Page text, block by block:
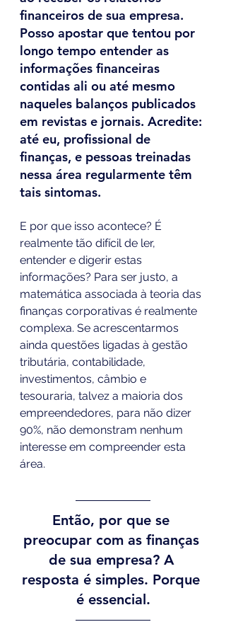
financeiros de sua empresa.
Posso apostar que tentou por
longo tempo entender as
informações financeiras
contidas ali ou até mesmo
naqueles balanços publicados
em revistas e jornais. Acredite:
até eu, profissional de
finanças, e pessoas treinadas
nessa área regularmente têm
tais sintomas.
E por que isso acontece? É
realmente tão difícil de ler,
entender e digerir estas
informações? Para ser justo, a
matemática associada à teoria das
finanças corporativas é realmente
complexa. Se acrescentarmos
ainda questões ligadas à gestão
tributária, contabilidade,
investimentos, câmbio e
tesouraria, talvez a maioria dos
empreendedores, para não dizer
90%, não demonstram nenhum
interesse em compreender esta
área.
Então, por que se
preocupar com as finanças
de sua empresa? A
resposta é simples. Porque
é essencial.